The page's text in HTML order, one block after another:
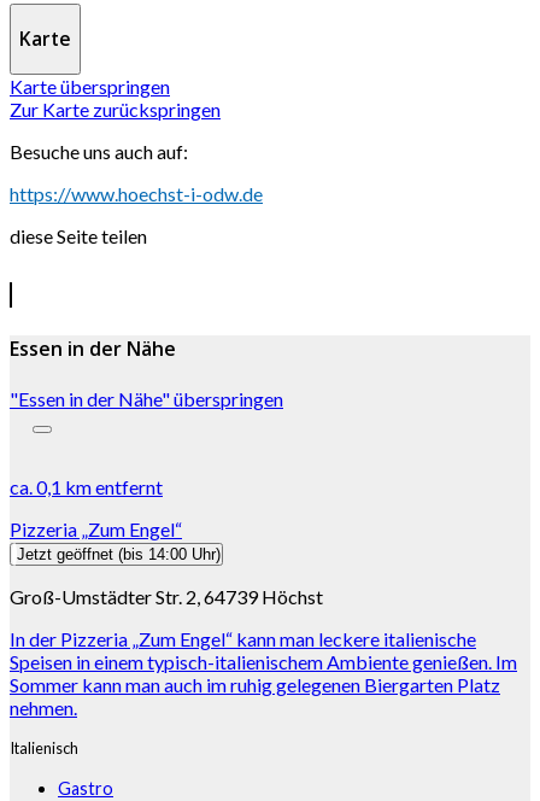
Karte
Karte überspringen
Zur Karte zurückspringen
Besuche uns auch auf:
https://www.hoechst-i-odw.de
diese Seite teilen
Essen in der Nähe
"Essen in der Nähe" überspringen
ca.0,1 kmentfernt
Pizzeria „Zum Engel“
Jetzt geöffnet (bis 14:00 Uhr)
Groß-Umstädter Str. 2, 64739 Höchst
In der Pizzeria „Zum Engel“ kann man leckere italienische
Speisen in einem typisch-italienischem Ambiente genießen. Im
Sommer kann man auch im ruhig gelegenen Biergarten Platz
nehmen.
Italienisch
Gastro